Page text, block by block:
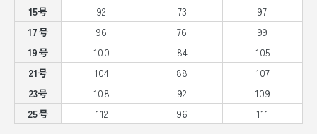
15号
92 73
97
17号
96 76
99
19号
100 84
105
21号
104 88
107
23号
108 92
109
25号
112 96 111